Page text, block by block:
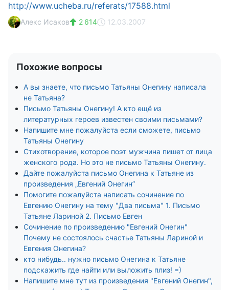
http://www.ucheba.ru/referats/17588.html
Алекс Исаков 2 614 12.03.2007
Похожие вопросы
А вы знаете, что письмо Татьяны Онегину написала
не Татьяна?
Письмо Татьяны Онегину! А кто ещё из
литературных героев известен своими письмами?
Напишите мне пожалуйста если сможете, письмо
Татьяны Онегину
Стихотворение, которое поэт мужчина пишет от лица
женского рода. Но это не письмо Татьяны Онегину.
Дайте пожалуйста письмо Онегина к Татьяне из
произведения „Евгений Онегин”
Помогите пожалуйста написать сочинение по
Евгению Онегину на тему "Два письма" 1. Письмо
Татьяне Лариной 2. Письмо Евген
Сочинение по произведению "Евгений Онегин"
Почему не состоялось счастье Татьяны Лариной и
Евгения Онегина?
кто нибудь.. нужно письмо Онегина к Татьяне
подскажить где найти или выложить плиз! =)
Напишите мне тут из произведения "Евгений Онегин",